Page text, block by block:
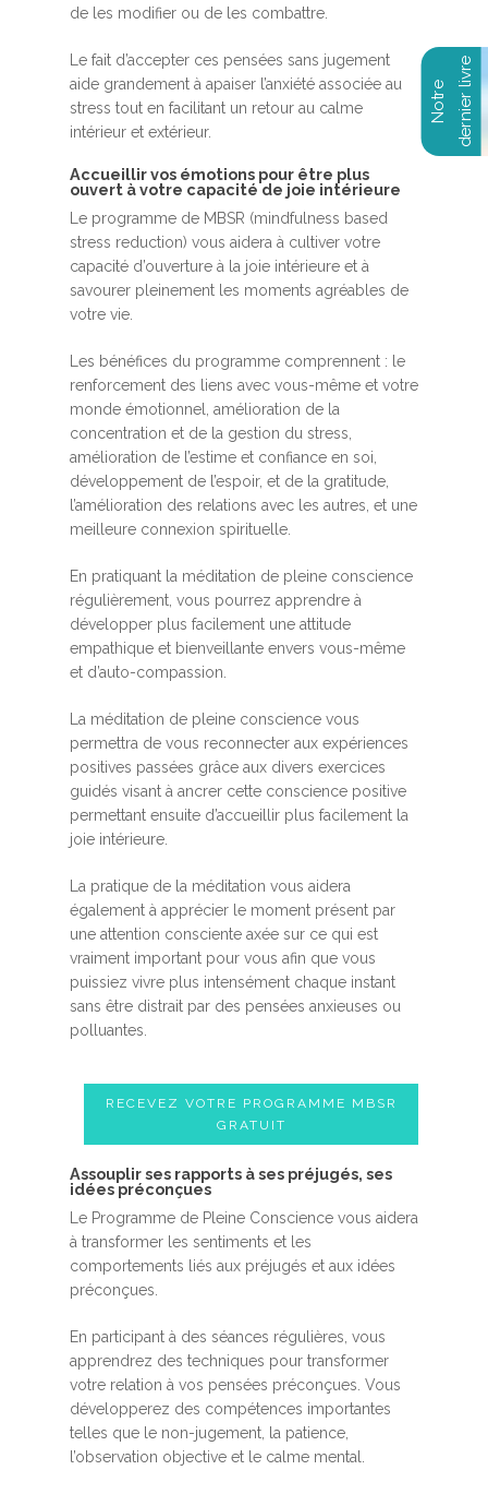
de les modifier ou de les combattre.
Le fait d’accepter ces pensées sans jugement
aide grandement à apaiser l’anxiété associée au
stress tout en facilitant un retour au calme
intérieur et extérieur.
Accueillir vos émotions pour être plus
ouvert à votre capacité de joie intérieure
Le programme de MBSR (mindfulness based
stress reduction) vous aidera à cultiver votre
capacité d’ouverture à la joie intérieure et à
savourer pleinement les moments agréables de
votre vie.
Les bénéfices du programme comprennent : le
renforcement des liens avec vous-même et votre
monde émotionnel, amélioration de la
concentration et de la gestion du stress,
amélioration de l’estime et confiance en soi,
développement de l’espoir, et de la gratitude,
l’amélioration des relations avec les autres, et une
meilleure connexion spirituelle.
En pratiquant la méditation de pleine conscience
régulièrement, vous pourrez apprendre à
développer plus facilement une attitude
empathique et bienveillante envers vous-même
et d’auto-compassion.
La méditation de pleine conscience vous
permettra de vous reconnecter aux expériences
positives passées grâce aux divers exercices
guidés visant à ancrer cette conscience positive
permettant ensuite d’accueillir plus facilement la
joie intérieure.
La pratique de la méditation vous aidera
également à apprécier le moment présent par
une attention consciente axée sur ce qui est
vraiment important pour vous afin que vous
puissiez vivre plus intensément chaque instant
sans être distrait par des pensées anxieuses ou
polluantes.
RECEVEZ VOTRE PROGRAMME MBSR
GRATUIT
Assouplir ses rapports à ses préjugés, ses
idées préconçues
Le Programme de Pleine Conscience vous aidera
à transformer les sentiments et les
comportements liés aux préjugés et aux idées
préconçues.
En participant à des séances régulières, vous
apprendrez des techniques pour transformer
votre relation à vos pensées préconçues. Vous
développerez des compétences importantes
telles que le non-jugement, la patience,
l’observation objective et le calme mental.